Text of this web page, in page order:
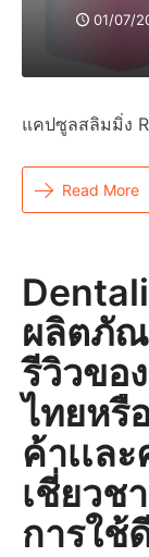
01/07/
แคปซูลสลิมมิ่ง
Read More
ผลิตภั
รีวิวขอ
ไทยหรื
ค้าเเล
เชี่ยวช
การใช้